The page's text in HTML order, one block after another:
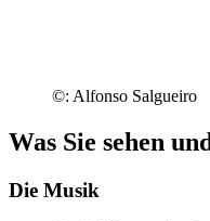
©: Alfonso Salgueiro
Was Sie sehen
Die Musik